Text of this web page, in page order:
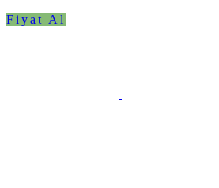
Fiyat Al